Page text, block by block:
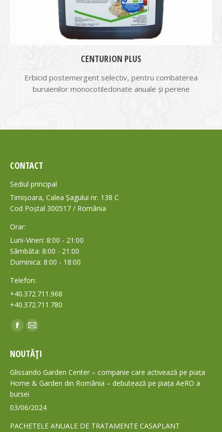
CENTURION PLUS
Erbicid postemergent selectiv, pentru combaterea
buruienilor mono­cotiledonate anuale și perene
CONTACT
Sediul principal
Timișoara, Calea Șagului nr. 138 C
Cod Poștal 300517 / România
Orar:
Luni-Vineri: 8:00 - 21:00
Sâmbăta: 8:00 - 21:00
Duminica: 8:00 - 18:00
Telefon:
+40.372.711.968
+40.372.711.780
Find us on:
Facebook
opens
in
new
window
Mail
opens
in
new
NOUTĂȚI
Glissando Garden Center – companie care activează pe piața
Home & Garden din România – debutează pe piața AeRO a
bursei
03/06/2024
PACHETELE ANUALE DE TRATAMENTE CASAPLANT